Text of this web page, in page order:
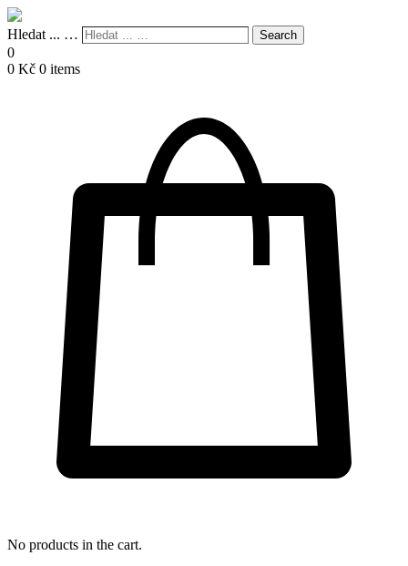
Hledat ... … Search
0
0 Kč 0 items
No products in the cart.